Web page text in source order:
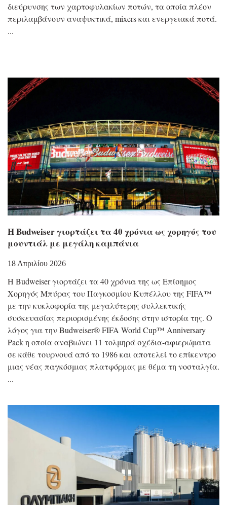
διεύρυνσης των χαρτοφυλακίων ποτών, τα οποία πλέον
περιλαμβάνουν αναψυκτικά, mixers και ενεργειακά ποτά.
Η Budweiser γιορτάζει τα 40 χρόνια ως χορηγός του
μουντιάλ με μεγάλη καμπάνια
18 Απριλίου 2026
Η Budweiser γιορτάζει τα 40 χρόνια της ως Επίσημος
Χορηγός Μπύρας του Παγκοσμίου Κυπέλλου της FIFA™
με την κυκλοφορία της μεγαλύτερης συλλεκτικής
συσκευασίας περιορισμένης έκδοσης στην ιστορία της. Ο
λόγος για την Budweiser® FIFA World Cup™ Anniversary
Pack η οποία αναβιώνει 11 τολμηρά σχέδια-αφιερώματα
σε κάθε τουρνουά από το 1986 και αποτελεί το επίκεντρο
μιας νέας παγκόσμιας πλατφόρμας με θέμα τη νοσταλγία.